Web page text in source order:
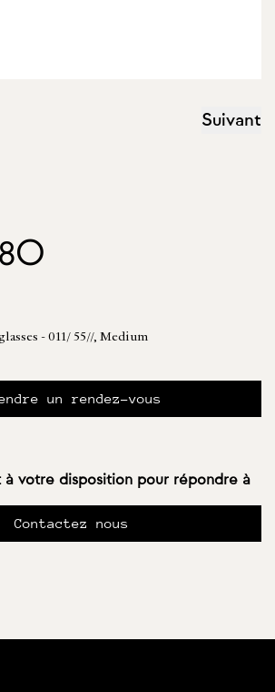
Suivant
- 011/ 55//, Medium
un rendez-vous
à votre disposition pour répondre à
Contactez nous